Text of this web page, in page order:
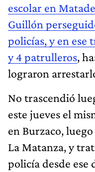
escolar en
Guillón
policías, y en ese
y 4 patrulleros,
lograron
No trascendió
este jueves el
en Burzaco,
La Matanza, y
policía desde ese